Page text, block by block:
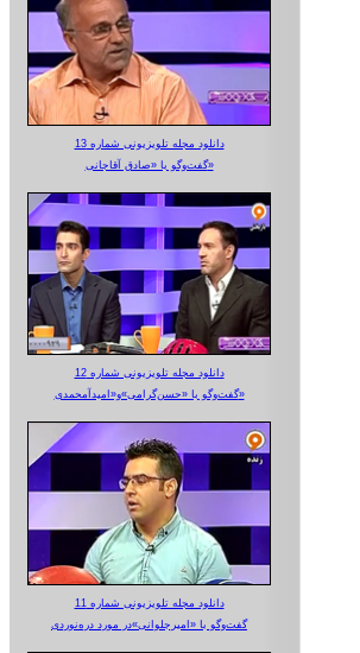
دانلود مجله تلویزیونی شماره 13
گفت‌وگو با «صادق آقاجانی»
دانلود مجله تلویزیونی شماره 12
گفت‌وگو با «حسن‌گرامی»و«امیدآمحمدی»
دانلود مجله تلویزیونی شماره 11
گفت‌وگو با «امیرجلوانی»در مورد دره‌نوردی